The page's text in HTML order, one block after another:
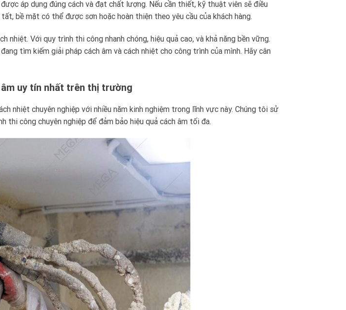
áp dụng đúng cách và đạt chất lượng. Nếu cần thiết, kỹ thuật viên sẽ điều
bề mặt có thể được sơn hoặc hoàn thiện theo yêu cầu của khách hàng.
nhiệt. Với quy trình thi công nhanh chóng, hiệu quả cao, và khả năng bền vững.
tìm kiếm giải pháp cách âm và cách nhiệt cho công trình của mình. Hãy cân
uy tín nhất trên thị trường
nhiệt chuyên nghiệp với nhiều năm kinh nghiệm trong lĩnh vực này. Chúng tôi sử
thi công chuyên nghiệp để đảm bảo hiệu quả cách âm tối đa.